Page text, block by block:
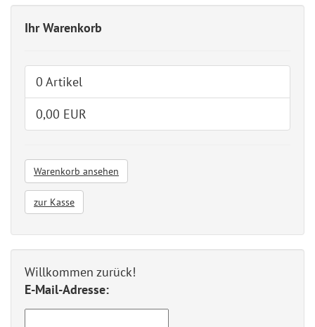
Ihr Warenkorb
0 Artikel
0,00 EUR
Warenkorb ansehen
zur Kasse
Willkommen zurück!
E-Mail-Adresse: